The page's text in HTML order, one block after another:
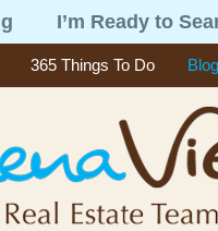
I’m Ready to
365 Things To Do Blog